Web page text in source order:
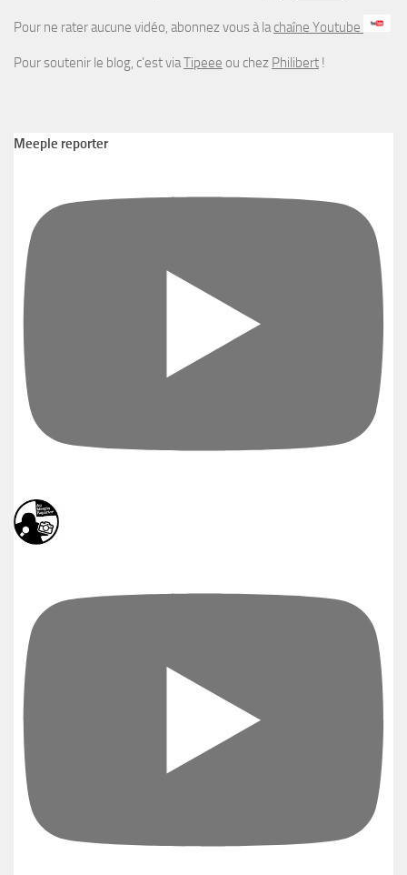
Pour ne rater aucune vidéo, abonnez vous à lachaîne Youtube
Pour soutenir le blog, c’est viaTipeee ou chez Philibert !
Meeple reporter